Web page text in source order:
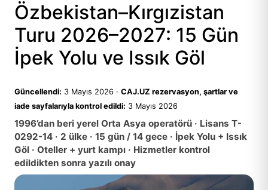
Özbekistan–Kırgızistan
Turu 2026–2027: 15 Gün
İpek Yolu ve Issık Göl
Güncellendi: 3 Mayıs 2026 · CAJ.UZ rezervasyon, şartlar ve
iade sayfalarıyla kontrol edildi: 3 Mayıs 2026
1996’dan beri yerel Orta Asya operatörü · Lisans T-
0292-14 · 2 ülke · 15 gün / 14 gece · İpek Yolu + Issık
Göl · Oteller + yurt kampı · Hizmetler kontrol
edildikten sonra yazılı onay